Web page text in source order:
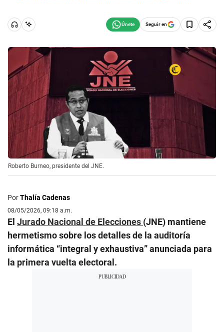
Seguir en
Roberto Burneo, presidente del JNE.
PorThalía Cadenas
08/05/2026, 09:18 a.m.
El Jurado Nacional de Elecciones (JNE) mantiene
hermetismo sobre los detalles de la auditoría
informática “integral y exhaustiva” anunciada para
la primera vuelta electoral.